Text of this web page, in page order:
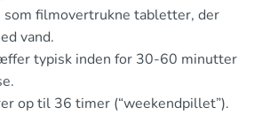
filmovertrukne tabletter, der
vand.
typisk inden for 30-60 minutter
op til 36 timer (“weekendpillet”).